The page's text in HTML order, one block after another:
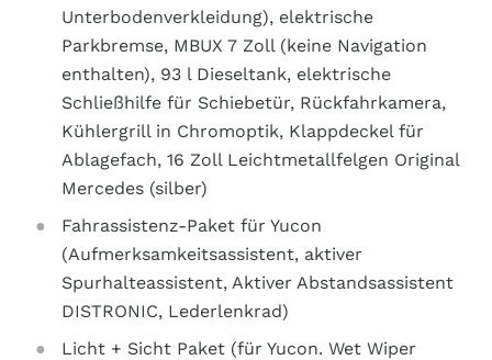
Unterbodenverkleidung), elektrische
Parkbremse, MBUX 7 Zoll (keine Navigation
enthalten), 93 l Dieseltank, elektrische
Schließhilfe für Schiebetür, Rückfahrkamera,
Kühlergrill in Chromoptik, Klappdeckel für
Ablagefach, 16 Zoll Leichtmetallfelgen Original
Mercedes (silber)
Fahrassistenz-Paket für Yucon
(Aufmerksamkeitsassistent, aktiver
Spurhalteassistent, Aktiver Abstandsassistent
DISTRONIC, Lederlenkrad)
Licht + Sicht Paket (für Yucon. Wet Wiper